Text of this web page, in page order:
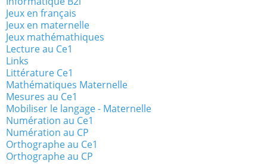
Jeux en français
Jeux en maternelle
Jeux mathémathiques
Lecture au Ce1
Links
Littérature Ce1
Mathématiques Maternelle
Mesures au Ce1
Mobiliser le langage - Maternelle
Numération au Ce1
Numération au CP
Orthographe au Ce1
Orthographe au CP